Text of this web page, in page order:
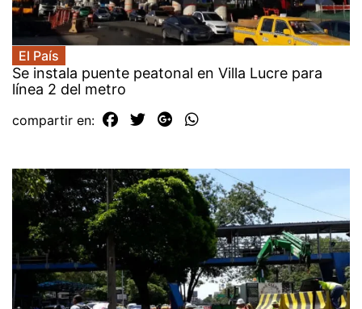
El País
Se instala puente peatonal en Villa Lucre para
línea 2 del metro
compartir en: